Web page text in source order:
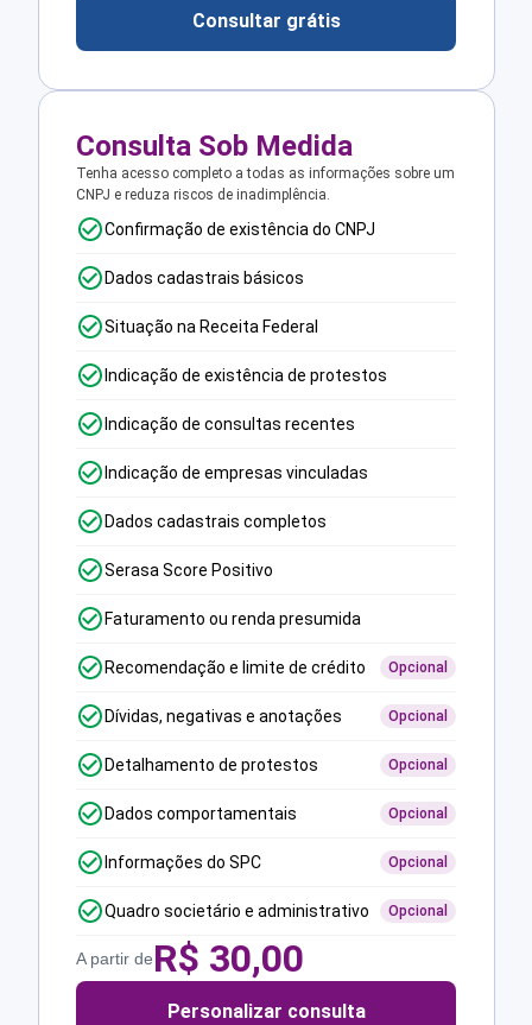
Consultar grátis
Consulta Sob Medida
Tenha acesso completo a todas as informações sobre um
CNPJ e reduza riscos de inadimplência.
Confirmação de existência do CNPJ
Dados cadastrais básicos
Situação na Receita Federal
Indicação de existência de protestos
Indicação de consultas recentes
Indicação de empresas vinculadas
Dados cadastrais completos
Serasa Score Positivo
Faturamento ou renda presumida
Recomendação e limite de crédito Opcional
Dívidas, negativas e anotações Opcional
Detalhamento de protestos Opcional
Dados comportamentais Opcional
Informações do SPC Opcional
Quadro societário e administrativo Opcional
A partir deR$ 30,00
Personalizar consulta